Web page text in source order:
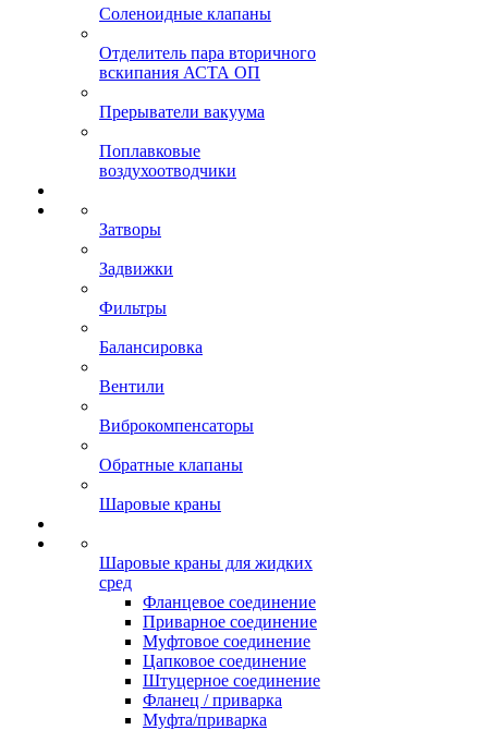
Соленоидные клапаны
Отделитель пара вторичного
вскипания АСТА ОП
Прерыватели вакуума
Поплавковые
воздухоотводчики
Затворы
Задвижки
Фильтры
Балансировка
Вентили
Виброкомпенсаторы
Обратные клапаны
Шаровые краны
Шаровые краны для жидких
сред
Фланцевое соединение
Приварное соединение
Муфтовое соединение
Цапковое соединение
Штуцерное соединение
Фланец / приварка
Муфта/приварка